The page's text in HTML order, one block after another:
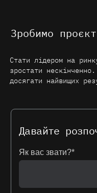
Зробимо
Стати лідером на
зростати
досягати найвищих
Давайте
Як вас звати?*